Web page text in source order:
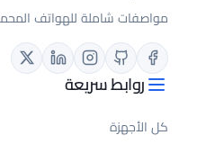
مواصفات شاملة للهواتف
روابط سريعة
كل الأجهزة